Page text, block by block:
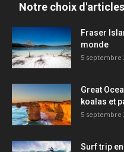
Notre choix d'articles
Fraser
monde
5 septembre
Great
koalas et
5 septembre
Surf trip